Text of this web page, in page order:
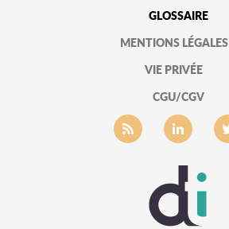
GLOSSAIRE
MENTIONS LÉGALES
VIE PRIVÉE
CGU/CGV